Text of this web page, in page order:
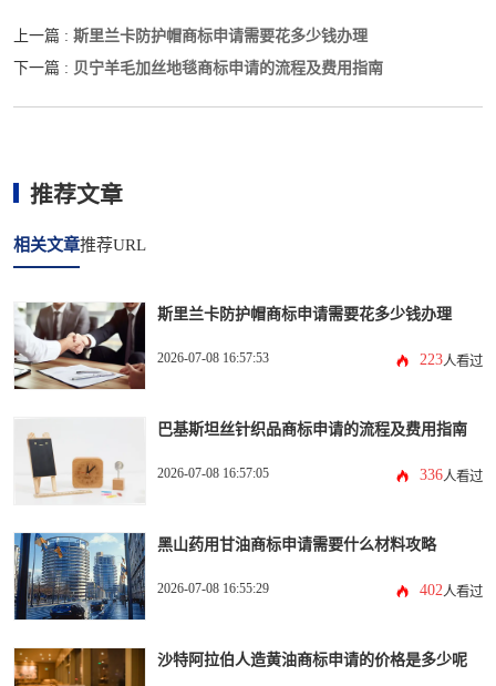
上一篇 : 斯里兰卡防护帽商标申请需要花多少钱办理
下一篇 : 贝宁羊毛加丝地毯商标申请的流程及费用指南
推荐文章
相关文章推荐URL
斯里兰卡防护帽商标申请需要花多少钱办理
2026-07-08 16:57:53 223人看过
巴基斯坦丝针织品商标申请的流程及费用指南
2026-07-08 16:57:05 336人看过
黑山药用甘油商标申请需要什么材料攻略
2026-07-08 16:55:29 402人看过
沙特阿拉伯人造黄油商标申请的价格是多少呢